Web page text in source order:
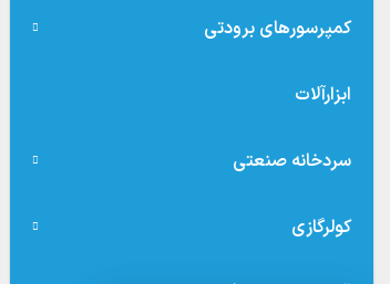
کمپرسورهای برودتی
ابزارآلات
سردخانه صنعتی
کولرگازی